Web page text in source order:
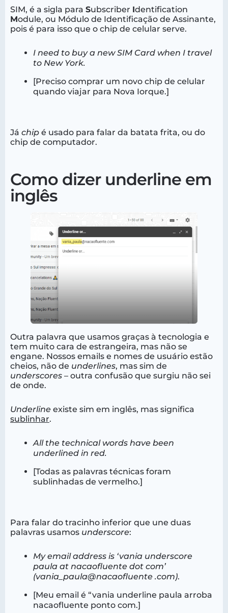
SIM, é a sigla para Subscriber Identification
Module, ou Módulo de Identificação de Assinante,
pois é para isso que o chip de celular serve.
I need to buy a new SIM Card when I travel
to New York.
[Preciso comprar um novo chip de celular
quando viajar para Nova Iorque.]
Já chip é usado para falar da batata frita, ou do
chip de computador.
Como dizer underline em
inglês
Outra palavra que usamos graças à tecnologia e
tem muito cara de estrangeira, mas não se
engane. Nossos emails e nomes de usuário estão
cheios, não de underlines, mas sim de
underscores – outra confusão que surgiu não sei
de onde.
Underline existe sim em inglês, mas significa
sublinhar.
All the technical words have been
underlined in red.
[Todas as palavras técnicas foram
sublinhadas de vermelho.]
Para falar do tracinho inferior que une duas
palavras usamos underscore:
My email address is ‘vania underscore
paula at nacaofluente dot com’
(vania paula@nacaofluente .com).
[Meu email é “vania underline paula arroba
nacaofluente ponto com.]